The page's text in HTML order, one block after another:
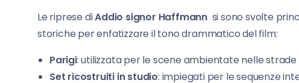
Le riprese diAddio signor Haffmann si sono svolte
storiche per enfatizzare il tono drammatico del film:
Parigi: utilizzata per le scene ambientate nelle
Set ricostruiti in studio: impiegati per le sequenze